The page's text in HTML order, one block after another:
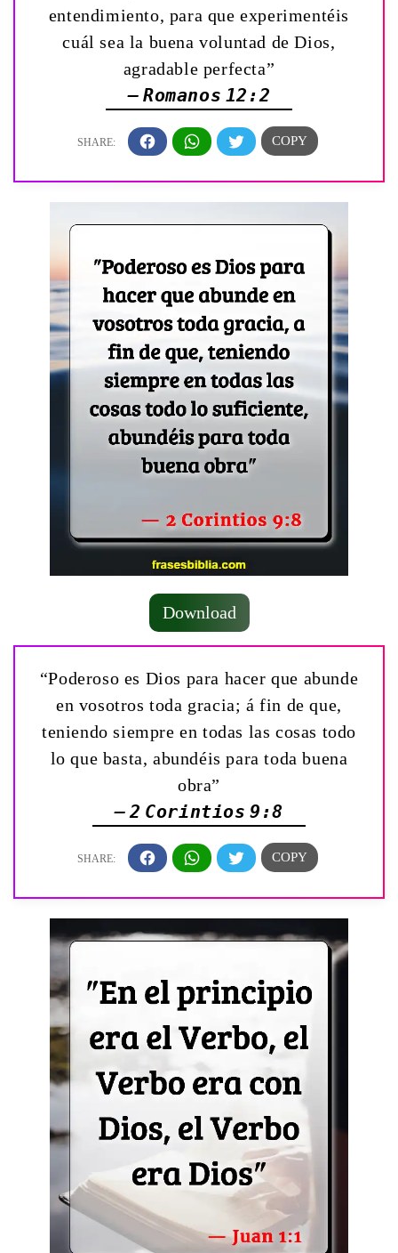
entendimiento, para que experimentéis
cuál sea la buena voluntad de Dios,
agradable perfecta”
— Romanos 12:2
Download
“Poderoso es Dios para hacer que abunde
en vosotros toda gracia; á fin de que,
teniendo siempre en todas las cosas todo
lo que basta, abundéis para toda buena
obra”
— 2 Corintios 9:8